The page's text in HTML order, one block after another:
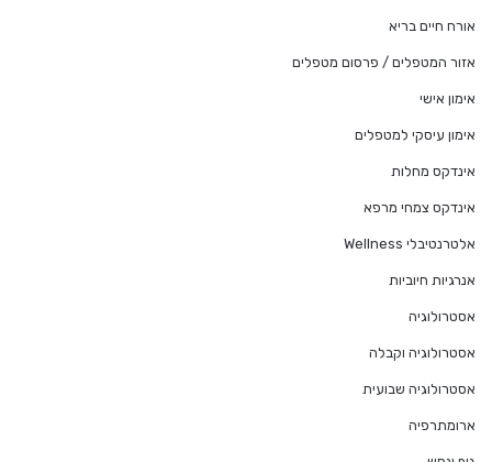
אורח חיים בריא
אזור המטפלים / פרסום מטפלים
אימון אישי
אימון עיסקי למטפלים
אינדקס מחלות
אינדקס צמחי מרפא
אלטרנטיבלי Wellness
אנרגיות חיוביות
אסטרולוגיה
אסטרולוגיה וקבלה
אסטרולוגיה שבועית
ארומתרפיה